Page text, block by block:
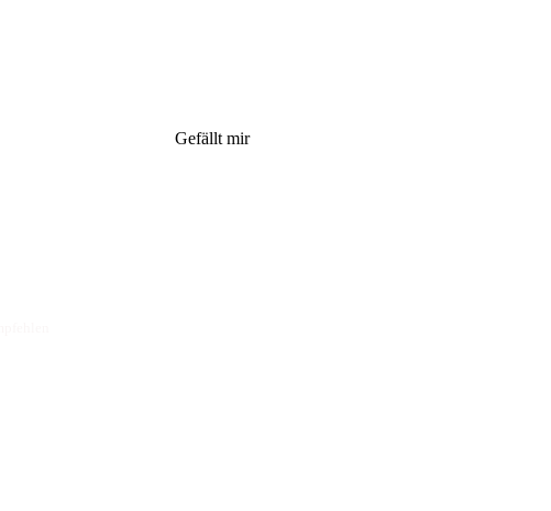
Gefällt mir